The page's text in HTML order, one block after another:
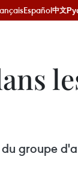
Español中文
groupe